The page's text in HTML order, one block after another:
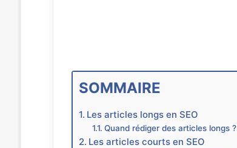
SOMMAIRE
Les articles longs en SEO
Quand rédiger des articles longs ?
Les articles courts en SEO